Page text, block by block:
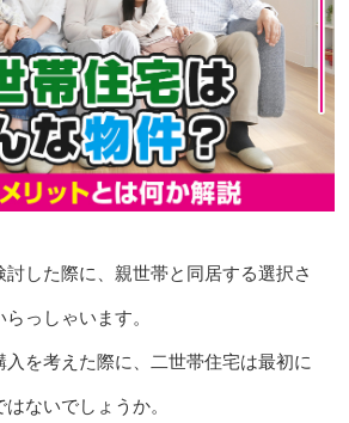
した際に、親世帯と同居する選択さ
っしゃいます。
入を考えた際に、二世帯住宅は最初に
ないでしょうか。